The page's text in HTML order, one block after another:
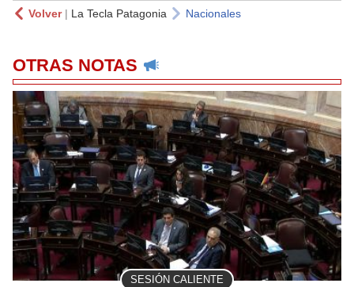
Volver| La Tecla Patagonia Nacionales
OTRAS NOTAS
SESIÓN CALIENTE